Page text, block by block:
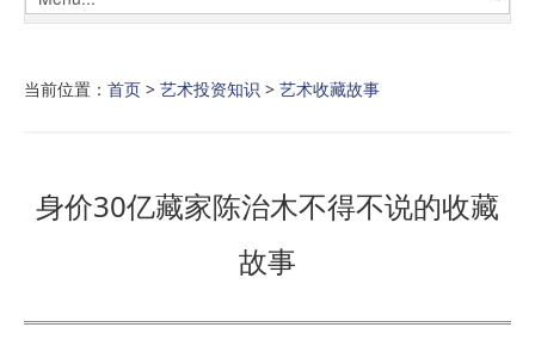
当前位置： 首页 > 艺术投资知识 > 艺术收藏故事
身价30亿藏家陈治木不得不说的收藏
故事